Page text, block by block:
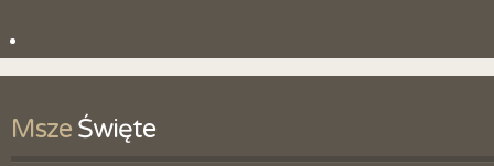
Msze Święte